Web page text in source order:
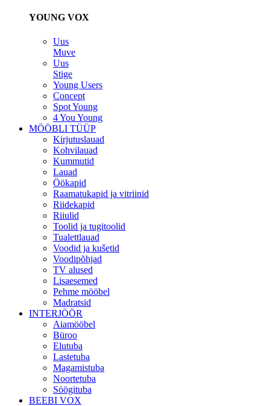
YOUNG VOX
Uus
Muve
Uus
Stige
Young Users
Concept
Spot Young
4 You Young
MÖÖBLI TÜÜP
Kirjutuslauad
Kohvilauad
Kummutid
Lauad
Öökapid
Raamatukapid ja vitriinid
Riidekapid
Riiulid
Toolid ja tugitoolid
Tualettlauad
Voodid ja kušetid
Voodipõhjad
TV alused
Lisaesemed
Pehme mööbel
Madratsid
INTERJÖÖR
Aiamööbel
Büroo
Elutuba
Lastetuba
Magamistuba
Noortetuba
Söögituba
BEEBI VOX